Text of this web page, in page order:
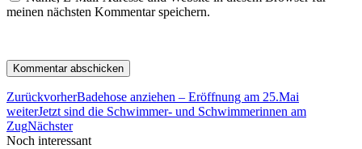
meinen nächsten Kommentar speichern.
ZurückvorherBadehose anziehen – Eröffnung am 25.Mai
weiterJetzt sind die Schwimmer- und Schwimmerinnen am
ZugNächster
Noch interessant